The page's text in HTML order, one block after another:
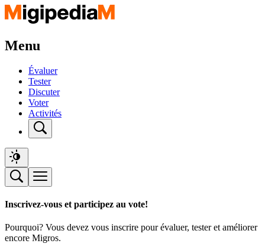
Menu
Évaluer
Tester
Discuter
Voter
Activités
Inscrivez-vous et participez au vote!
Pourquoi? Vous devez vous inscrire pour évaluer, tester et améliorer
encore Migros.